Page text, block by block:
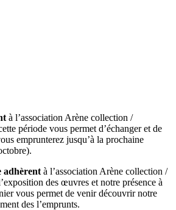
à l’association Arène collection /
période vous permet d’échanger et de
emprunterez jusqu’à la prochaine
adhèrent à l’association Arène collection /
des œuvres et notre présence à
vous permet de venir découvrir notre
des l’emprunts.